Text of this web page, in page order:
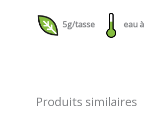
5g/tasse eau à
Produits similaires